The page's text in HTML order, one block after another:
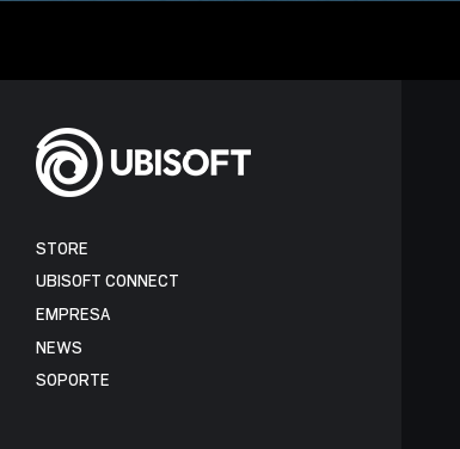
STORE
UBISOFT CONNECT
EMPRESA
NEWS
SOPORTE